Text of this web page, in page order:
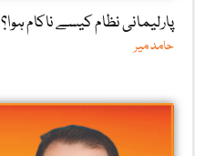
پارلیمانی نظام کیسے ناکام ہوا؟
حامد میر